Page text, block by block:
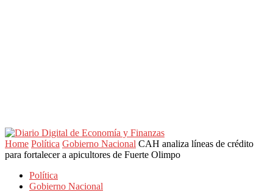
Home Política Gobierno Nacional CAH analiza líneas de crédito
para fortalecer a apicultores de Fuerte Olimpo
Política
Gobierno Nacional